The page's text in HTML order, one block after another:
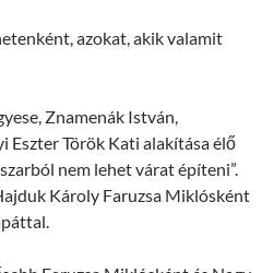
azokat, akik valamit
Znamenák István,
Eszter Török Kati alakítása élő
nem lehet várat építeni”.
Károly Faruzsa Miklósként